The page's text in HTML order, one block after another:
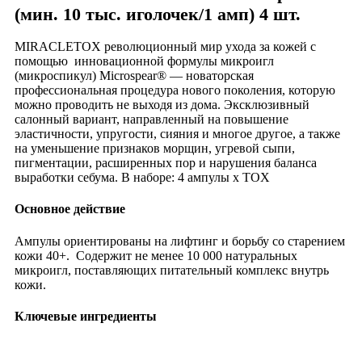
(мин. 10 тыс. иголочек/1 амп) 4 шт.
MIRACLETOX революционный мир ухода за кожей с
помощью инновационной формулы микроигл
(микроспикул) Microspear® — новаторская
профессиональная процедура нового поколения, которую
можно проводить не выходя из дома. Эксклюзивный
салонный вариант, направленный на повышение
эластичности, упругости, сияния и многое другое, а также
на уменьшение признаков морщин, угревой сыпи,
пигментации, расширенных пор и нарушения баланса
выработки себума. В наборе: 4 ампулы x TOX
Основное действие
Ампулы ориентированы на лифтинг и борьбу со старением
кожи 40+. Содержит не менее 10 000 натуральных
микроигл, поставляющих питательный комплекс внутрь
кожи.
Ключевые ингредиенты